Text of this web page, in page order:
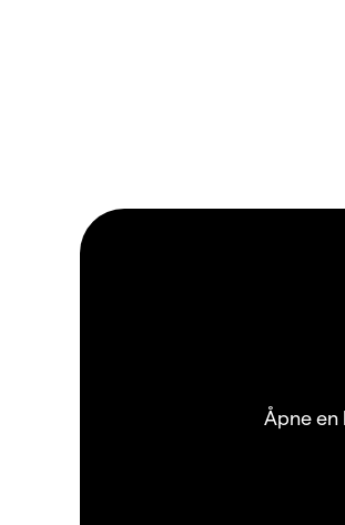
Åpne